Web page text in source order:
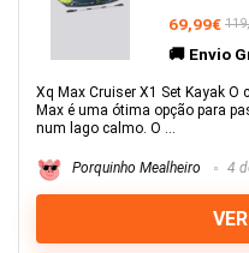
69,99€
🚚 Envio
Xq Max Cruiser X1 Set Kayak O
Max é uma ótima opção para
num lago calmo. O ...
Porquinho Mealheiro 4